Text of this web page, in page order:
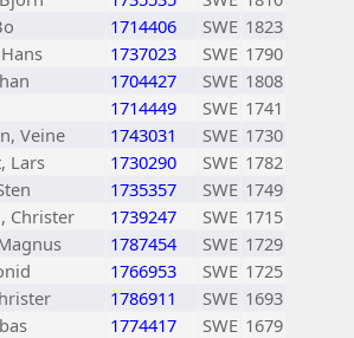
1714406 SWE 1823
1737023 SWE 1790
1704427 SWE 1808
1714449 SWE 1741
Veine 1743031 SWE 1730
Lars 1730290 SWE 1782
1735357 SWE 1749
Christer 1739247 SWE 1715
1787454 SWE 1729
1766953 SWE 1725
1786911 SWE 1693
1774417 SWE 1679